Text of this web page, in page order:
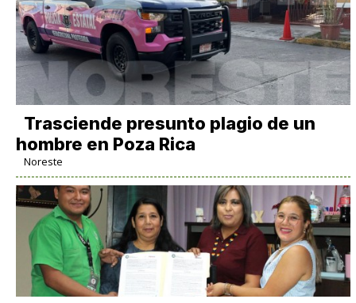
Trasciende presunto plagio de un
hombre en Poza Rica
Noreste